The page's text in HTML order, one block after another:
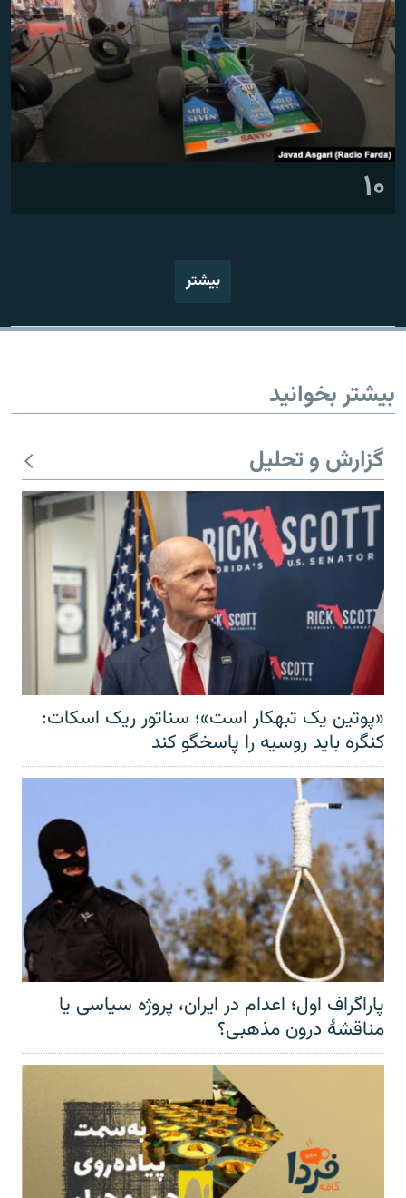
۱۰
بیشتر
بیشتر بخوانید
گزارش و تحلیل
«پوتین یک تبهکار است»؛ سناتور ریک اسکات:
کنگره باید روسیه را پاسخگو کند
پاراگراف اول؛ اعدام در ایران، پروژه سیاسی یا
مناقشهٔ درون مذهبی؟